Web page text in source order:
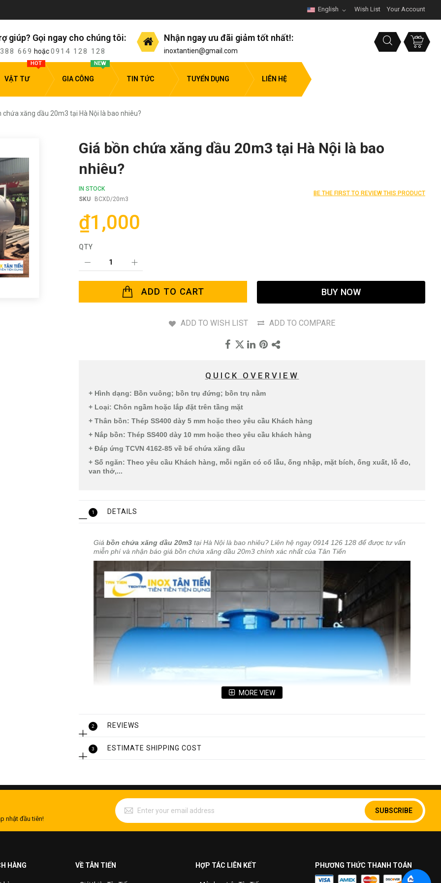
Wish List Your Account
English
giúp? Gọi ngay cho chúng tôi:
669 hoặc0914 128 128
Nhận ngay ưu đãi giảm tốt nhất!:
inoxtantien@gmail.com
VẬT TƯ
HOT
GIA CÔNG
NEW
TIN TỨC TUYỂN DỤNG LIÊN HỆ
chứa xăng dầu 20m3 tại Hà Nội là bao nhiêu?
Giá bồn chứa xăng dầu 20m3 tại Hà Nội là bao
nhiêu?
IN STOCK
SKU
BCXD/20m3
BE THE FIRST TO REVIEW THIS PRODUCT
₫1,000
QTY
ADD TO CART BUY NOW
ADD TO WISH LIST ADD TO COMPARE
QUICK OVERVIEW
+ Hình dạng: Bồn vuông; bồn trụ đứng; bồn trụ nằm
+ Loại: Chôn ngầm hoặc lắp đặt trên tầng mặt
+ Thân bồn: Thép SS400 dày 5 mm hoặc theo yêu cầu Khách hàng
+ Nắp bồn: Thép SS400 dày 10 mm hoặc theo yêu cầu khách hàng
+ Đáp ứng TCVN 4162-85 về bể chứa xăng dầu
+ Số ngăn: Theo yêu cầu Khách hàng, mỗi ngăn có cổ lẫu, ống nhập, mặt bích, ống xuất, lỗ đo,
van thở,...
1 DETAILS
Giá bồn chứa xăng dầu 20m3 tại Hà Nội là bao nhiêu? Liên hệ ngay 0914 126 128 để được tư vấn
miễn phí và nhận báo giá bồn chứa xăng dầu 20m3 chính xác nhất của Tân Tiến
Thông số bồn chưa xăng dầu 20m3
+ Loại: Chôn ngầm hoặc lắp đặt trên tầng mặt
MORE VIEW
2 REVIEWS
3 ESTIMATE SHIPPING COST
nhật đầu tiên!
SUBSCRIBE
HÀNG VỀ TÂN TIẾN HỢP TÁC LIÊN KẾT PHƯƠNG THỨC THANH TOÁN